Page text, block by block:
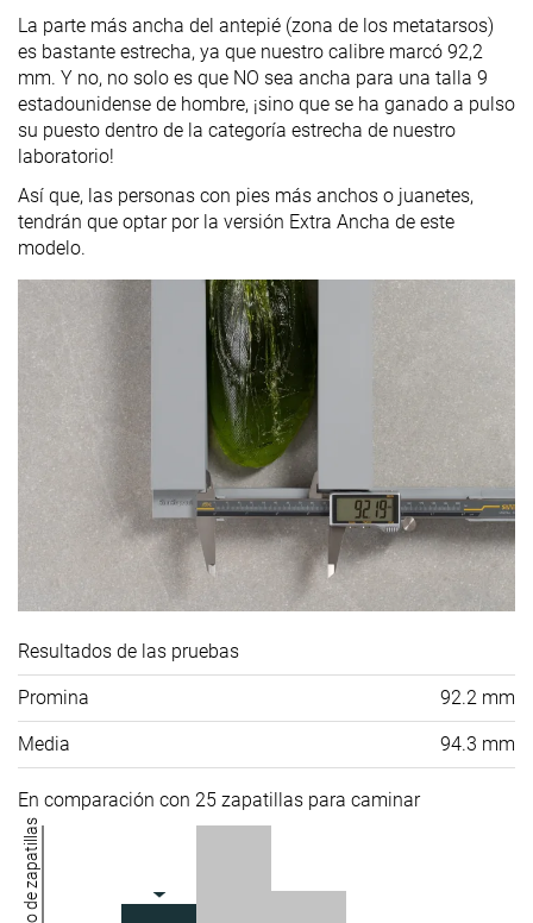
La parte más ancha del antepié (zona de los metatarsos)
es bastante estrecha, ya que nuestro calibre marcó 92,2
mm. Y no, no solo es que NO sea ancha para una talla 9
estadounidense de hombre, ¡sino que se ha ganado a pulso
su puesto dentro de la categoría estrecha de nuestro
laboratorio!
Así que, las personas con pies más anchos o juanetes,
tendrán que optar por la versión Extra Ancha de este
modelo.
Resultados de las pruebas
Promina 92.2 mm
Media 94.3 mm
En comparación con 25 zapatillas para caminar